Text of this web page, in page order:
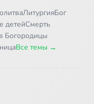
ЛитургияБог
детейСмерть
Богородицы
Все темы →